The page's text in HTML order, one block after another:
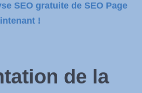
SEO gratuite de SEO Page
!
de la